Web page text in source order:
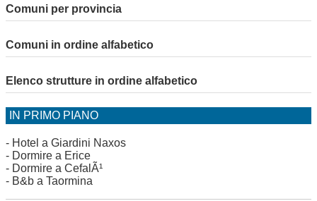
Comuni per provincia
Comuni in ordine alfabetico
Elenco strutture in ordine alfabetico
IN PRIMO PIANO
- Hotel a Giardini Naxos
- Dormire a Erice
- Dormire a CefalÃ¹
- B&b a Taormina